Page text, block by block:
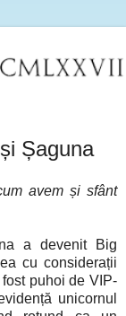
Șaguna
avem și sfânt
a devenit Big
cu considerații
puhoi de VIP-
unicornul